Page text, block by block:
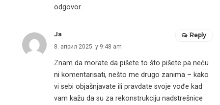
odgovor.
Ja
8. април 2025. у 9:48 am
Znam da morate da pišete to što pišete pa neću
ni komentarisati, nešto me drugo zanima – kako
vi sebi objašnjavate ili pravdate svoje vođe kad
vam kažu da su za rekonstrukciju nadstrešnice
Reply